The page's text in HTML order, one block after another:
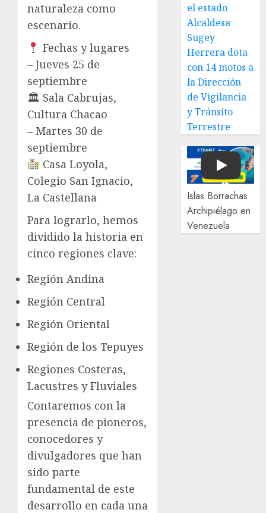
naturaleza como
escenario.
Fechas y lugares
– Jueves 25 de
septiembre
🏛 Sala Cabrujas,
Cultura Chacao
– Martes 30 de
septiembre
Casa Loyola,
Colegio San Ignacio,
La Castellana
Para lograrlo, hemos
dividido la historia en
cinco regiones clave:
Región Andina
Región Central
Región Oriental
Región de los Tepuyes
Regiones Costeras,
Lacustres y Fluviales
Contaremos con la
presencia de pioneros,
conocedores y
divulgadores que han
sido parte
fundamental de este
desarrollo en cada una
el estado
Alcaldesa
Sugey
Herrera dota
con 14 motos a
la Dirección
de Vigilancia
y Tránsito
Terrestre
Play
Islas Borrachas
Archipiélago en
Venezuela